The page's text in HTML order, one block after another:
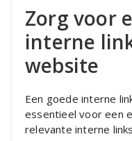
Zorg voor
interne
website
Een goede interne
essentieel voor een
relevante interne